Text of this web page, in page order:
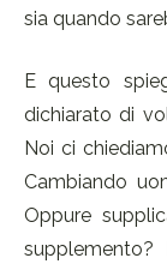
sia quando
E questo
dichiarato di
Noi ci
Cambiando
Oppure